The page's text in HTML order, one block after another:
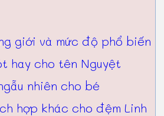
giới và mức độ phổ biến
hay cho tên Nguyệt
nhiên cho bé
hợp khác cho đệm Linh